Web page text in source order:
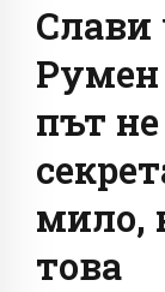
Румен
път
мило,
това